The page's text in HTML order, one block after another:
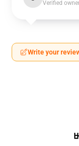
Verified
Write your